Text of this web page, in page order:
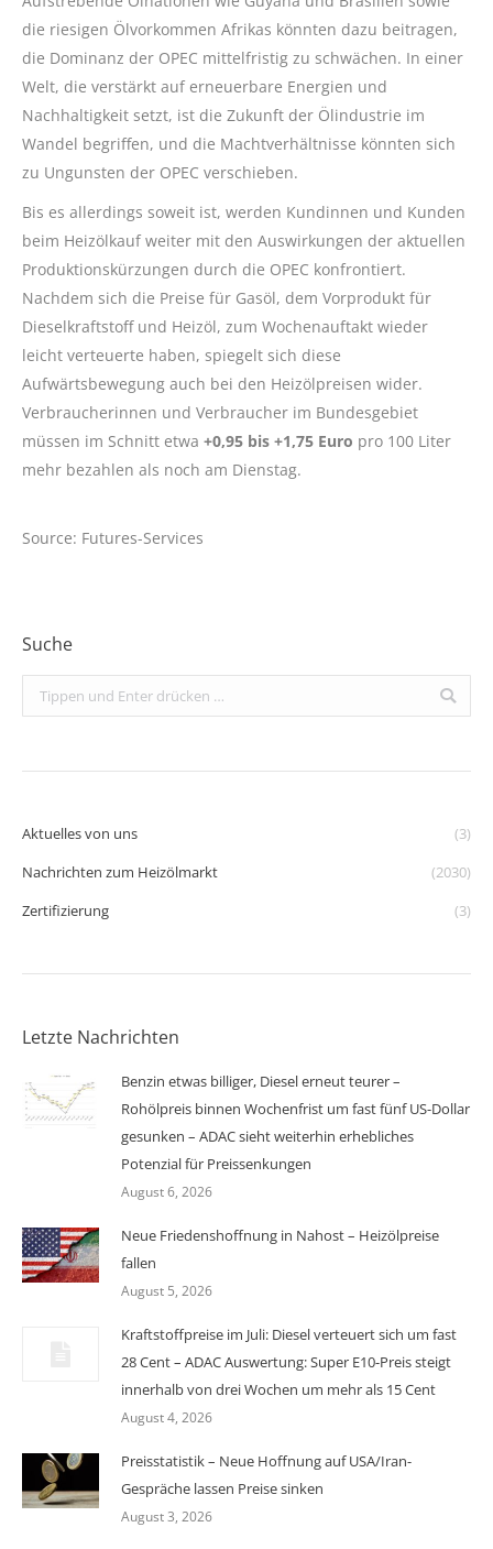
die riesigen Ölvorkommen Afrikas könnten dazu beitragen,
die Dominanz der OPEC mittelfristig zu schwächen. In einer
Welt, die verstärkt auf erneuerbare Energien und
Nachhaltigkeit setzt, ist die Zukunft der Ölindustrie im
Wandel begriffen, und die Machtverhältnisse könnten sich
zu Ungunsten der OPEC verschieben.
Bis es allerdings soweit ist, werden Kundinnen und Kunden
beim Heizölkauf weiter mit den Auswirkungen der aktuellen
Produktionskürzungen durch die OPEC konfrontiert.
Nachdem sich die Preise für Gasöl, dem Vorprodukt für
Dieselkraftstoff und Heizöl, zum Wochenauftakt wieder
leicht verteuerte haben, spiegelt sich diese
Aufwärtsbewegung auch bei den Heizölpreisen wider.
Verbraucherinnen und Verbraucher im Bundesgebiet
müssen im Schnitt etwa +0,95 bis +1,75 Euro pro 100 Liter
mehr bezahlen als noch am Dienstag.
Source: Futures-Services
Suche
Search:
Aktuelles von uns
(3)
Nachrichten zum Heizölmarkt
(2030)
Zertifizierung
(3)
Letzte Nachrichten
Benzin etwas billiger, Diesel erneut teurer –
Rohölpreis binnen Wochenfrist um fast fünf US-Dollar
gesunken – ADAC sieht weiterhin erhebliches
Potenzial für Preissenkungen
August 6, 2026
Neue Friedenshoffnung in Nahost – Heizölpreise
fallen
August 5, 2026
Kraftstoffpreise im Juli: Diesel verteuert sich um fast
28 Cent – ADAC Auswertung: Super E10-Preis steigt
innerhalb von drei Wochen um mehr als 15 Cent
August 4, 2026
Preisstatistik – Neue Hoffnung auf USA/Iran-
Gespräche lassen Preise sinken
August 3, 2026